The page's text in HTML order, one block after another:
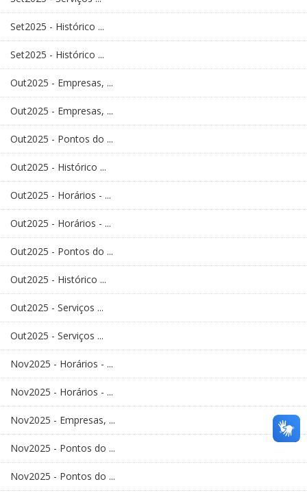
Set2025 - Histórico ...
Set2025 - Histórico ...
Out2025 - Empresas, ...
Out2025 - Empresas, ...
Out2025 - Pontos do ...
Out2025 - Histórico ...
Out2025 - Horários - ...
Out2025 - Horários - ...
Out2025 - Pontos do ...
Out2025 - Histórico ...
Out2025 - Serviços ...
Out2025 - Serviços ...
Nov2025 - Horários - ...
Nov2025 - Horários - ...
Nov2025 - Empresas, ...
Nov2025 - Pontos do ...
Nov2025 - Pontos do ...